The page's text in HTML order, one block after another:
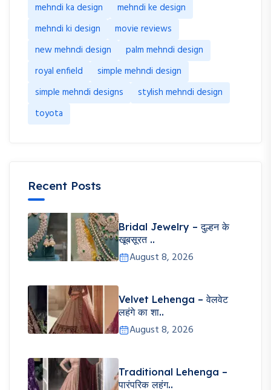
mehndi ka design
mehndi ke design
mehndi ki design
movie reviews
new mehndi design
palm mehndi design
royal enfield
simple mehndi design
simple mehndi designs
stylish mehndi design
toyota
Recent Posts
Bridal Jewelry – दुल्हन के
खूबसूरत ..
August 8, 2026
Velvet Lehenga – वेलवेट
लहंगे का शा..
August 8, 2026
Traditional Lehenga –
पारंपरिक लहंग..